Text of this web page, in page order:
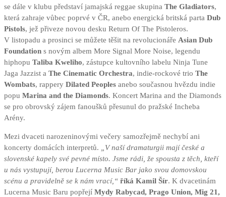
se dále v klubu představí jamajská reggae skupina The Gladiators,
která zahraje vůbec poprvé v ČR, anebo energická britská parta Dub
Pistols, jež přiveze novou desku Return Of The Pistoleros.
V listopadu a prosinci se můžete těšit na revolucionáře Asian Dub
Foundation s novým albem More Signal More Noise, legendu
hiphopu Taliba Kweliho, zástupce kultovního labelu Ninja Tune
Jaga Jazzist a The Cinematic Orchestra, indie-rockové trio The
Wombats, rappery Dilated Peoples anebo současnou hvězdu indie
popu Marina and the Diamonds. Koncert Marina and the Diamonds
se pro obrovský zájem fanoušků přesunul do pražské Incheba
Arény.
Mezi dvaceti narozeninovými večery samozřejmě nechybí ani
koncerty domácích interpretů.
„V naší dramaturgii mají české a
slovenské kapely své pevné místo. Jsme rádi, že spousta z těch, kteří
u nás vystupují, berou Lucerna Music Bar jako svou domovskou
scénu a pravidelně se k nám vrací,“ říká Kamil Šír. K dvacetinám
Lucerna Music Baru popřejí Mydy Rabycad, Prago Union, Mig 21,